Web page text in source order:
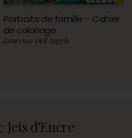
Portraits de famille – Cahier
de coloriage
Laurence Dell Angelo
Jets d'Encre